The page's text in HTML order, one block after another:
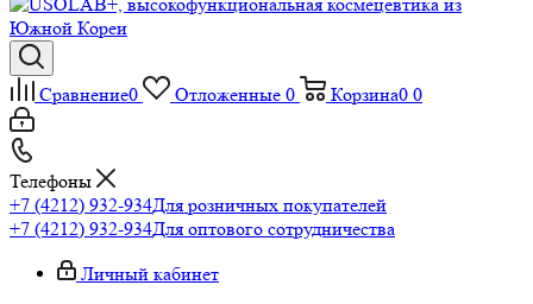
Сравнение0 Отложенные 0 Корзина0 0
Телефоны
+7 (4212) 932-934Для розничных покупателей
+7 (4212) 932-934Для оптового сотрудничества
Личный кабинет